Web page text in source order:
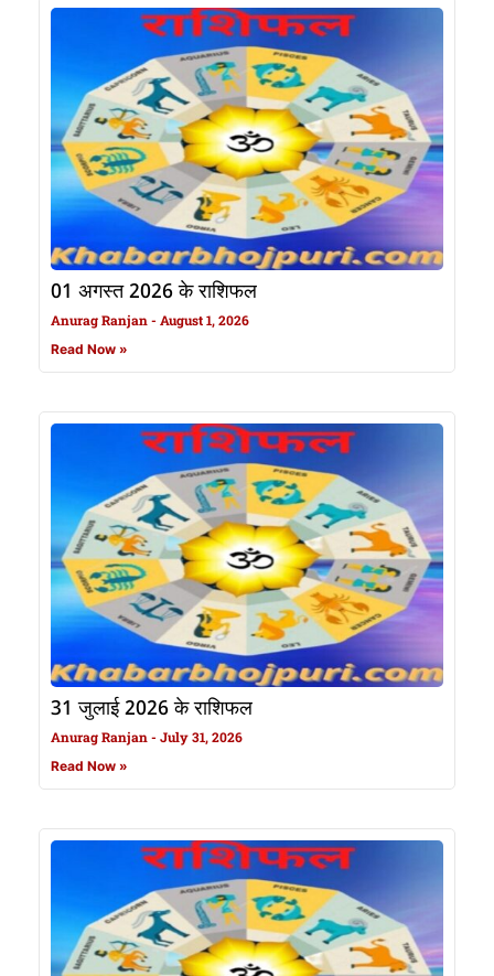
01 अगस्त 2026 के राशिफल
Anurag Ranjan August 1, 2026
Read Now »
31 जुलाई 2026 के राशिफल
Anurag Ranjan July 31, 2026
Read Now »